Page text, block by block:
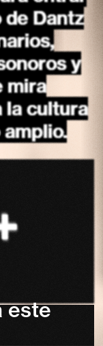
de Dantz
y
mira
la cultura
este